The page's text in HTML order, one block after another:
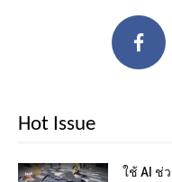
Hot Issue
ใช้ AI ช่